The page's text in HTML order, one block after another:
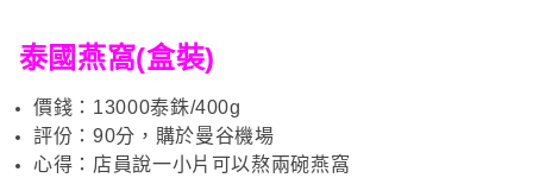
泰國燕窩(盒裝)
價錢：13000泰銖/400g
評份：90分，購於曼谷機場
心得：店員說一小片可以熬兩碗燕窩